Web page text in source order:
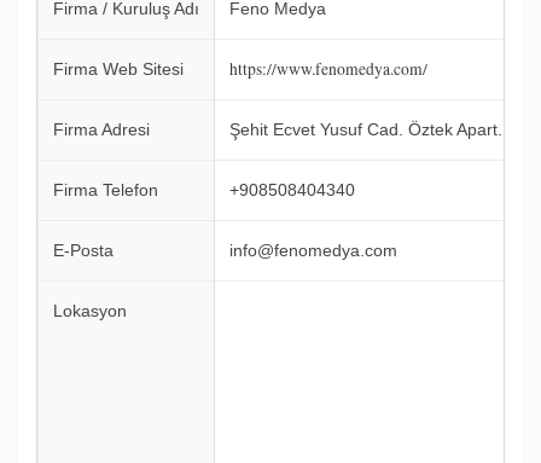
Firma / Kuruluş Adı Feno Medya
Firma Web Sitesi https://www.fenomedya.com/
Firma Adresi Şehit Ecvet Yusuf Cad. Öztek Apart.
Firma Telefon +908508404340
E-Posta info@fenomedya.com
Lokasyon